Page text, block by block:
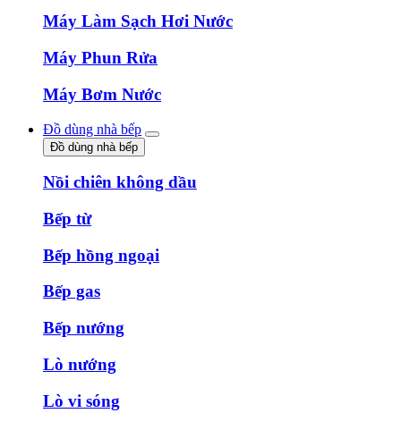
Máy Làm Sạch Hơi Nước
Máy Phun Rửa
Máy Bơm Nước
Đồ dùng nhà bếp
Đồ dùng nhà bếp
Nồi chiên không dầu
Bếp từ
Bếp hồng ngoại
Bếp gas
Bếp nướng
Lò nướng
Lò vi sóng